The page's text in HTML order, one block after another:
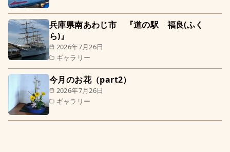
2026年7月26日
ギャラリー
兵庫県南あわじ市 『道の駅 福良(ふく
ら)』
2026年7月26日
ギャラリー
今月のお花（part2）